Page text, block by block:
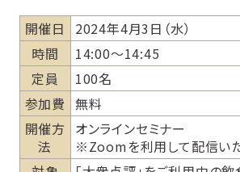
開催日
2024年4月3日（水）
時間
14:00〜14:45
定員
100名
参加費 無料
開催方
法
オンラインセミナー
※Zoomを利用して配信いた